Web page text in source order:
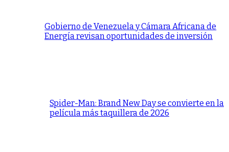
Gobierno de Venezuela y Cámara Africana de
Energía revisan oportunidades de inversión
Spider-Man: Brand New Day se convierte en la
película más taquillera de 2026